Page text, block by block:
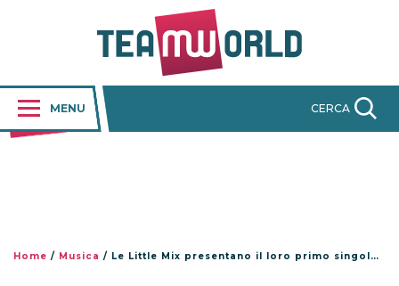
MENU CERCA
Home / Musica / Le Little Mix presentano il loro primo singolo “Wings” in coreano